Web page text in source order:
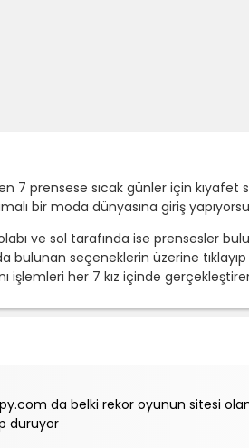
7 prensese sıcak günler için kıyafet
bir moda dünyasına giriş
ve sol tarafında ise prensesler
bulunan seçeneklerin üzerine
işlemleri her 7 kız içinde
da belki rekor oyunun sitesi
duruyor